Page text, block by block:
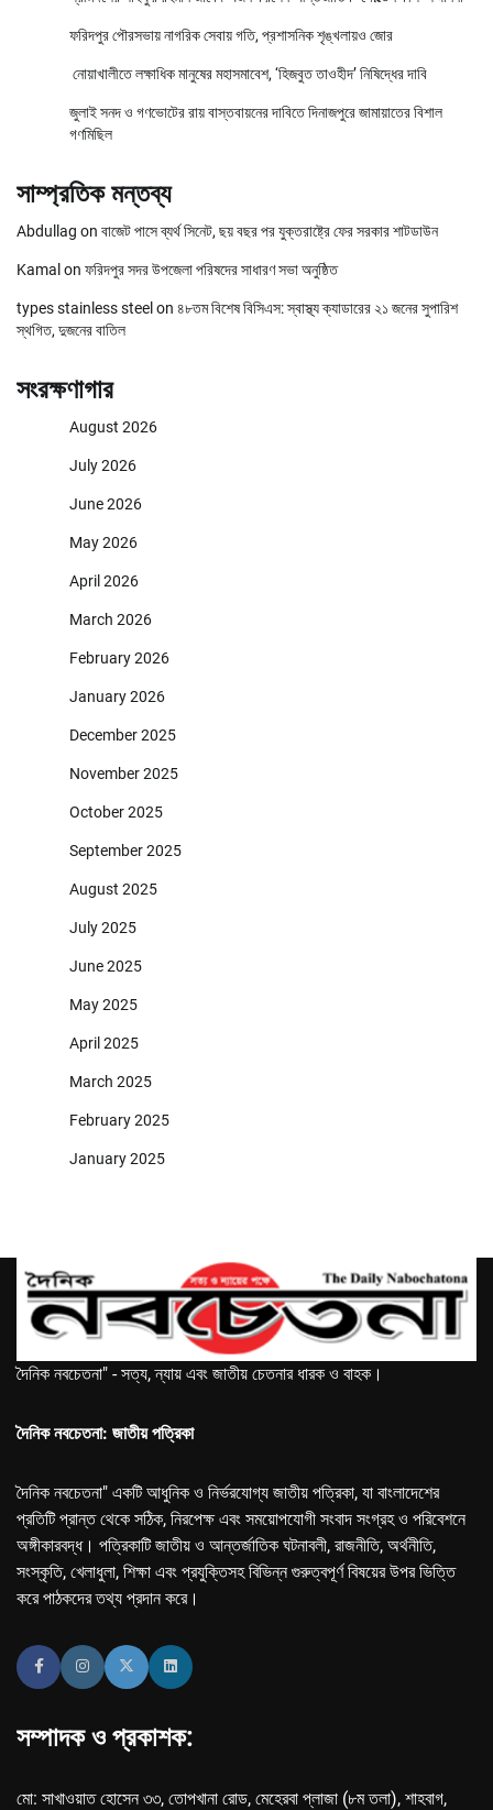
ফরিদপুর পৌরসভায় নাগরিক সেবায় গতি, প্রশাসনিক শৃঙ্খলায়ও জোর
নোয়াখালীতে লক্ষাধিক মানুষের মহাসমাবেশ, ‘হিজবুত তাওহীদ’ নিষিদ্ধের দাবি
জুলাই সনদ ও গণভোটের রায় বাস্তবায়নের দাবিতে দিনাজপুরে জামায়াতের বিশাল
গণমিছিল
সাম্প্রতিক মন্তব্য
Abdullag on বাজেট পাসে ব্যর্থ সিনেট, ছয় বছর পর যুক্তরাষ্ট্রে ফের সরকার শাটডাউন
Kamal on ফরিদপুর সদর উপজেলা পরিষদের সাধারণ সভা অনুষ্ঠিত
types stainless steel on ৪৮তম বিশেষ বিসিএস: স্বাস্থ্য ক্যাডারের ২১ জনের সুপারিশ
স্থগিত, দুজনের বাতিল
সংরক্ষণাগার
August 2026
July 2026
June 2026
May 2026
April 2026
March 2026
February 2026
January 2026
December 2025
November 2025
October 2025
September 2025
August 2025
July 2025
June 2025
May 2025
April 2025
March 2025
February 2025
January 2025
দৈনিক নবচেতনা" - সত্য, ন্যায় এবং জাতীয় চেতনার ধারক ও বাহক।
দৈনিক নবচেতনা: জাতীয় পত্রিকা
দৈনিক নবচেতনা" একটি আধুনিক ও নির্ভরযোগ্য জাতীয় পত্রিকা, যা বাংলাদেশের
প্রতিটি প্রান্ত থেকে সঠিক, নিরপেক্ষ এবং সময়োপযোগী সংবাদ সংগ্রহ ও পরিবেশনে
অঙ্গীকারবদ্ধ। পত্রিকাটি জাতীয় ও আন্তর্জাতিক ঘটনাবলী, রাজনীতি, অর্থনীতি,
সংস্কৃতি, খেলাধুলা, শিক্ষা এবং প্রযুক্তিসহ বিভিন্ন গুরুত্বপূর্ণ বিষয়ের উপর ভিত্তি
করে পাঠকদের তথ্য প্রদান করে।
সম্পাদক ও প্রকাশক:
মো: সাখাওয়াত হোসেন ৩৩, তোপখানা রোড, মেহেরবা প্লাজা (৮ম তলা), শাহবাগ,